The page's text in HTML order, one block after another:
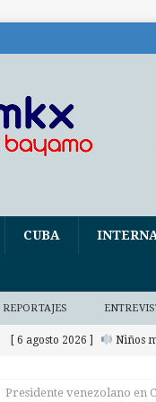
CUBA
REPORTAJES
[ 6 agosto 2026 ] Niños
Presidente venezolano en